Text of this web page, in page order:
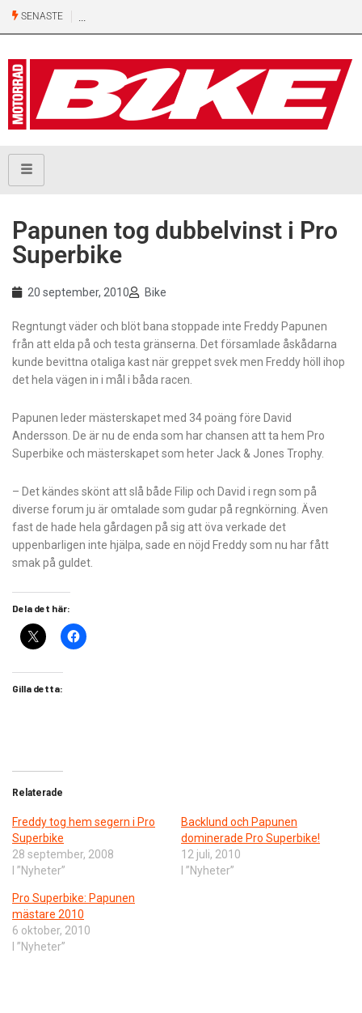
SENASTE
Papunen tog dubbelvinst i Pro
Superbike
20 september, 2010 Bike
Regntungt väder och blöt bana stoppade inte Freddy Papunen
från att elda på och testa gränserna. Det församlade åskådarna
kunde bevittna otaliga kast när greppet svek men Freddy höll ihop
det hela vägen in i mål i båda racen.
Papunen leder mästerskapet med 34 poäng före David
Andersson. De är nu de enda som har chansen att ta hem Pro
Superbike och mästerskapet som heter Jack & Jones Trophy.
– Det kändes skönt att slå både Filip och David i regn som på
diverse forum ju är omtalade som gudar på regnkörning. Även
fast de hade hela gårdagen på sig att öva verkade det
uppenbarligen inte hjälpa, sade en nöjd Freddy som nu har fått
smak på guldet.
Dela det här:
Gilla detta:
Relaterade
Freddy tog hem segern i Pro
Superbike
28 september, 2008
I ”Nyheter”
Backlund och Papunen
dominerade Pro Superbike!
12 juli, 2010
I ”Nyheter”
Pro Superbike: Papunen
mästare 2010
6 oktober, 2010
I ”Nyheter”